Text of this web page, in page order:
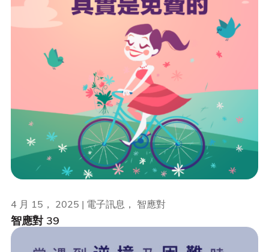
智應對 39
4 月 15， 2025 | 電子訊息， 智應對